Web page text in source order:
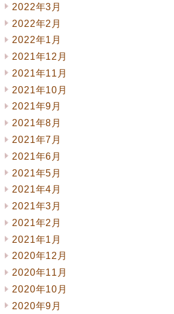
2022年3月
2022年2月
2022年1月
2021年12月
2021年11月
2021年10月
2021年9月
2021年8月
2021年7月
2021年6月
2021年5月
2021年4月
2021年3月
2021年2月
2021年1月
2020年12月
2020年11月
2020年10月
2020年9月